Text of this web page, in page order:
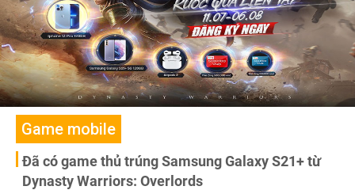
Game mobile
Đã có game thủ trúng Samsung Galaxy S21+ từ
Dynasty Warriors: Overlords